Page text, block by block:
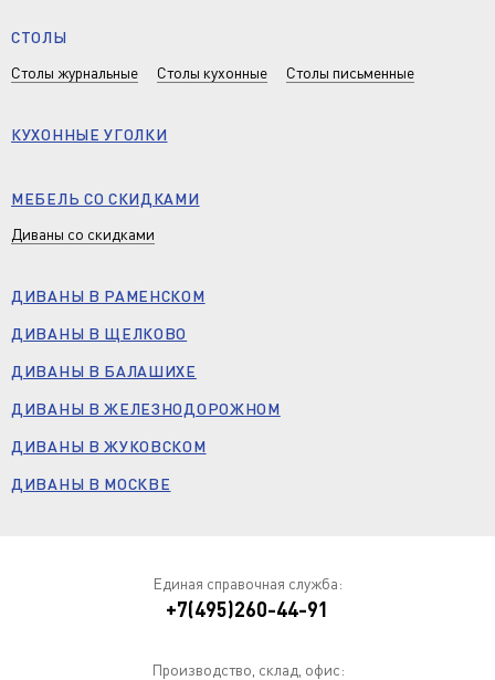
СТОЛЫ
Столы журнальные
Столы кухонные Столы письменные
КУХОННЫЕ УГОЛКИ
МЕБЕЛЬ СО СКИДКАМИ
Диваны со скидками
ДИВАНЫ В РАМЕНСКОМ
ДИВАНЫ В ЩЕЛКОВО
ДИВАНЫ В БАЛАШИХЕ
ДИВАНЫ В ЖЕЛЕЗНОДОРОЖНОМ
ДИВАНЫ В ЖУКОВСКОМ
ДИВАНЫ В МОСКВЕ
Единая справочная служба:
+7(495)260-44-91
Производство, склад, офис: